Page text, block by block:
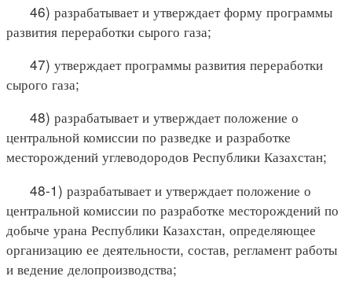
46) разрабатывает и утверждает форму программы
развития переработки сырого газа;
47) утверждает программы развития переработки
сырого газа;
48) разрабатывает и утверждает положение о
центральной комиссии по разведке и разработке
месторождений углеводородов Республики Казахстан;
48-1) разрабатывает и утверждает положение о
центральной комиссии по разработке месторождений по
добыче урана Республики Казахстан, определяющее
организацию ее деятельности, состав, регламент работы
и ведение делопроизводства;